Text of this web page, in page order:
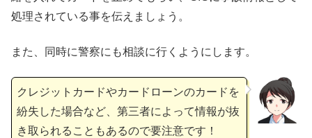
処理されている事を伝えましょう。
また、同時に警察にも相談に行くようにします。
クレジットカードやカードローンのカードを
紛失した場合など、第三者によって情報が抜
き取られることもあるので要注意です！